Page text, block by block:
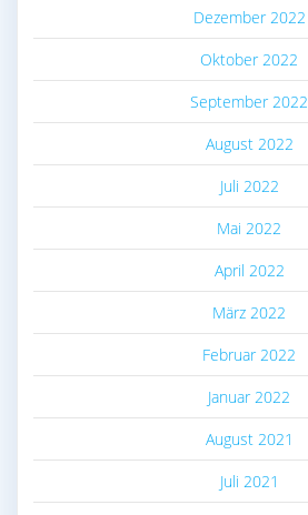
Dezember 2022
Oktober 2022
September 2022
August 2022
Juli 2022
Mai 2022
April 2022
März 2022
Februar 2022
Januar 2022
August 2021
Juli 2021